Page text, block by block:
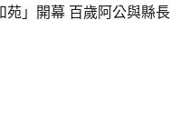
」開幕 百歲阿公與縣長